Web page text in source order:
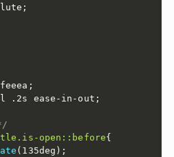
;
;
.2s ease-in-out ;
open::before{
( 135deg ) ;